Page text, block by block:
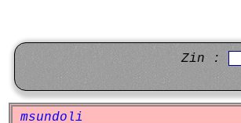
Zin :
msundoli